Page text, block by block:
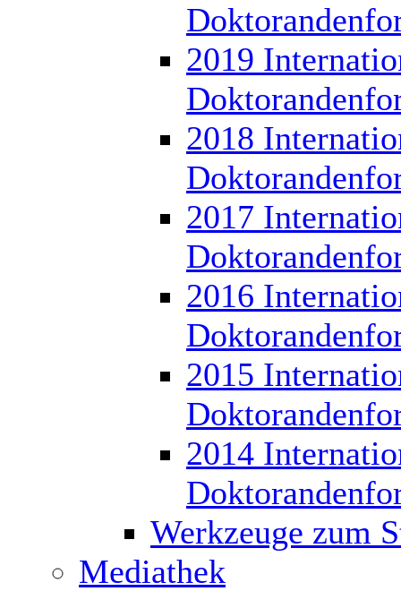
2019
2018
2017
2016
2015
2014
Werkzeuge zum
Mediathek